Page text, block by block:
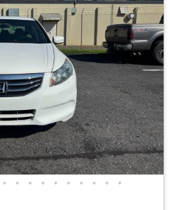
• • • • • • • • • •